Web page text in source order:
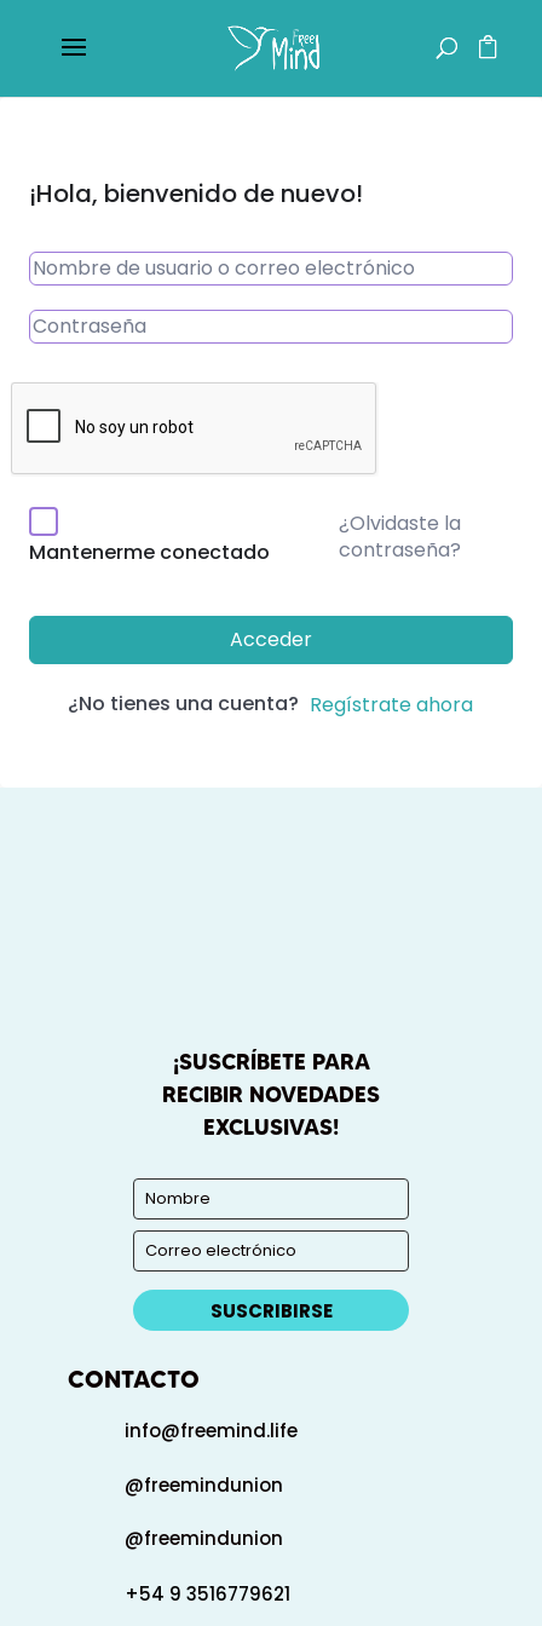
¡Hola, bienvenido de nuevo!
Mantenerme conectado
¿Olvidaste la
contraseña?
Acceder
¿No tienes una cuenta? Regístrate ahora
¡SUSCRÍBETE PARA
RECIBIR NOVEDADES
EXCLUSIVAS!
SUSCRIBIRSE
CONTACTO
info@freemind.life
@freemindunion
@freemindunion
+54 9 3516779621